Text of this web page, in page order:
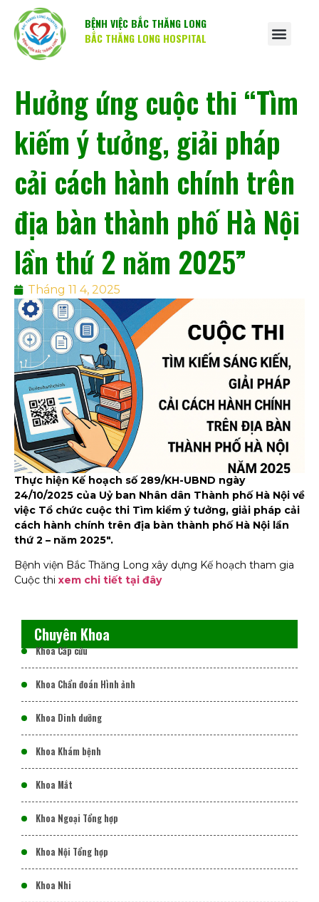
BỆNH VIỆC BẮC THĂNG LONG
BẮC THĂNG LONG HOSPITAL
Hưởng ứng cuộc thi “Tìm
kiếm ý tưởng, giải pháp
cải cách hành chính trên
địa bàn thành phố Hà Nội
lần thứ 2 năm 2025”
Tháng 11 4, 2025
Thực hiện Kế hoạch số 289/KH-UBND ngày
24/10/2025 của Uỷ ban Nhân dân Thành phố Hà Nội về
việc Tổ chức cuộc thi Tìm kiểm ý tưởng, giải pháp cải
cách hành chính trên địa bàn thành phố Hà Nội lần
thứ 2 – năm 2025″.
Bệnh viện Bắc Thăng Long xây dựng Kế hoạch tham gia
Cuộc thi xem chi tiết tại đây
Chuyên Khoa
Khoa Cấp cứu
Khoa Chẩn đoán Hình ảnh
Khoa Dinh dưỡng
Khoa Khám bệnh
Khoa Mắt
Khoa Ngoại Tổng hợp
Khoa Nội Tổng hợp
Khoa Nhi